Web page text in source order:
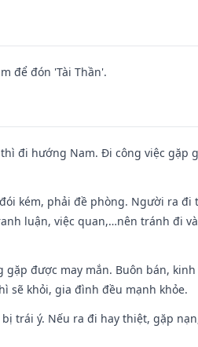
để đón 'Tài Thần'.
đi hướng Nam. Đi công việc gặp
kém, phải đề phòng. Người ra
luận, việc quan,…nên tránh đi
được may mắn. Buôn bán,
sẽ khỏi, gia đình đều mạnh khỏe.
trái ý. Nếu ra đi hay thiệt, gặp